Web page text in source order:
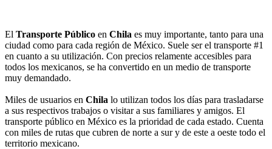
El Transporte Público en Chila es muy importante, tanto para una
ciudad como para cada región de México. Suele ser el transporte #1
en cuanto a su utilización. Con precios relamente accesibles para
todos los mexicanos, se ha convertido en un medio de transporte
muy demandado.
Miles de usuarios en Chila lo utilizan todos los días para trasladarse
a sus respectivos trabajos o visitar a sus familiares y amigos. El
transporte público en México es la prioridad de cada estado. Cuenta
con miles de rutas que cubren de norte a sur y de este a oeste todo el
territorio mexicano.